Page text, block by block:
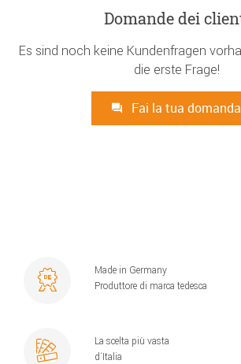
Domande dei
Es sind noch keine Kundenfragen
die erste Frage!
Fai la tua domanda
Made in Germany
Produttore di marca tedesca
La scelta più vasta
d´Italia